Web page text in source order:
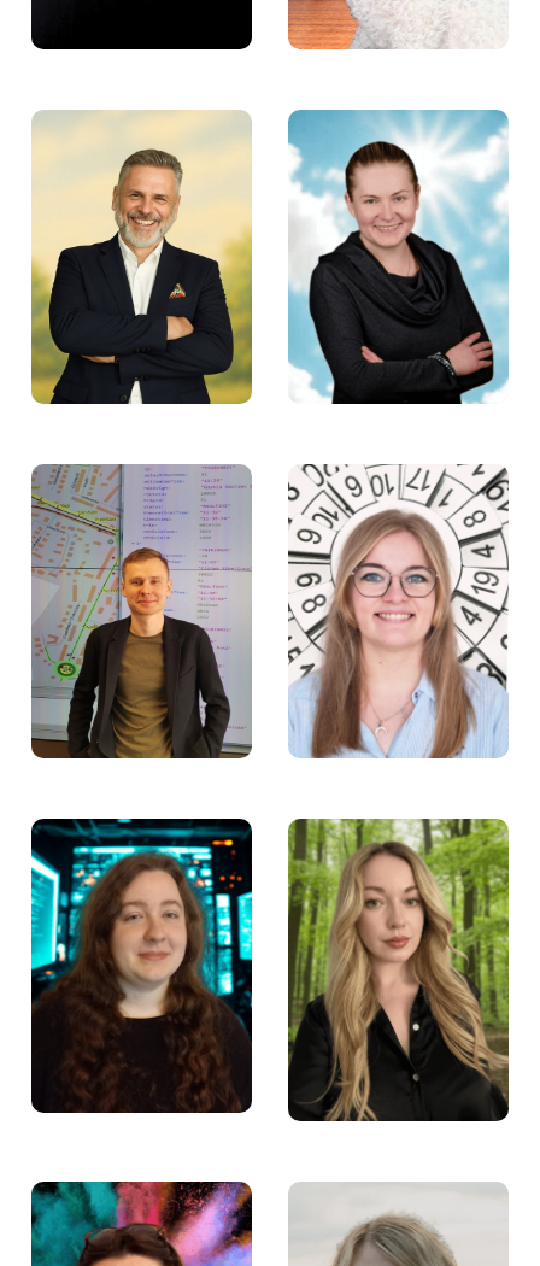
Marek Wikiera –
Członek Rady Fundacji
Aktywności Zawodowej
Karolina Mikołajewska
– Członkini Rady
Fundacji Aktywności
Zawodowej
Darek Witt – Członek
Rady Fundacji
Aktywności Zawodowej
Olga Siedorow –
Specjalistka ds.
księgowości i kadr w
Fundacji Aktywności
Zawodowej
Marta Sieńko –
Specjalista ds. szkoleń
w Fundacji Aktywności
Zawodowej
Anna Szczęśniak –
Doradczyni zawodowa
w Fundacji Aktywności
Zawodowej